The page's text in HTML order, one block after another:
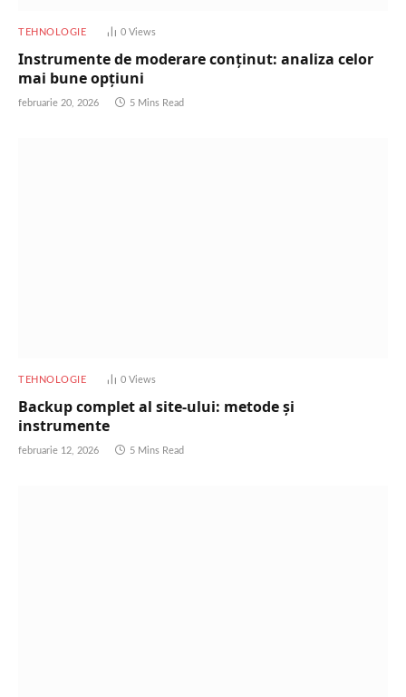
TEHNOLOGIE 0 Views
Instrumente de moderare conținut: analiza celor
mai bune opțiuni
februarie 20, 2026 5 Mins Read
TEHNOLOGIE 0 Views
Backup complet al site-ului: metode și
instrumente
februarie 12, 2026 5 Mins Read